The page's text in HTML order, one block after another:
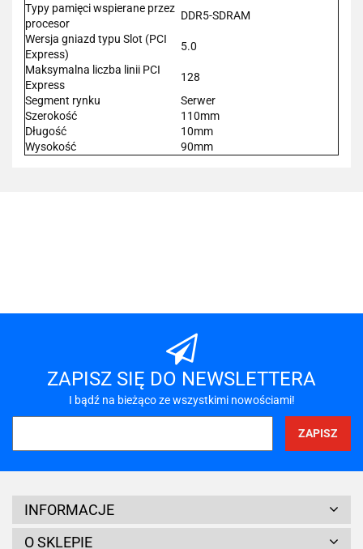
Typy pamięci wspierane przez
procesor
DDR5-SDRAM
Wersja gniazd typu Slot (PCI
Express)
5.0
Maksymalna liczba linii PCI
Express
128
Segment rynku
Serwer
Szerokość
110mm
Długość
10mm
Wysokość
90mm
A-LAN
ZAPISZ SIĘ DO NEWSLETTERA
I bądź na bieżąco ze wszystkimi nowościami!
INFORMACJE
O SKLEPIE